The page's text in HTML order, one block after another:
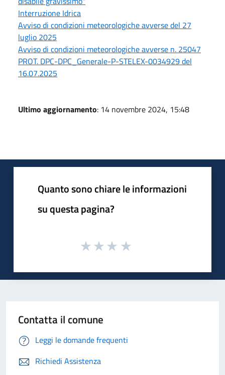
Interruzione Idrica
Avviso di condizioni meteorologiche avverse del 27
luglio 2025
Avviso di condizioni meteorologiche avverse n. 25047
PROT. DPC-DPC_Generale-P-STELEX-0034929 del
16.07.2025
Ultimo aggiornamento: 14 novembre 2024, 15:48
Quanto sono chiare le informazioni
su questa pagina?
Contatta il comune
Leggi le domande frequenti
Richiedi Assistenza